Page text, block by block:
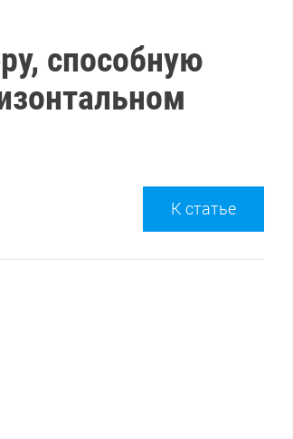
способную
К статье